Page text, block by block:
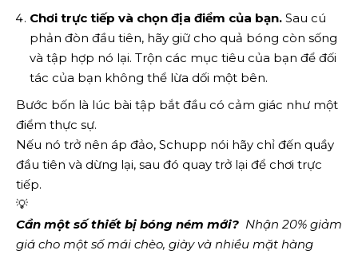
Chơi trực tiếp và chọn địa điểm của bạn. Sau cú
phản đòn đầu tiên, hãy giữ cho quả bóng còn sống
và tập hợp nó lại. Trộn các mục tiêu của bạn để đối
tác của bạn không thể lừa dối một bên.
Bước bốn là lúc bài tập bắt đầu có cảm giác như một
điểm thực sự.
Nếu nó trở nên áp đảo, Schupp nói hãy chỉ đến quầy
đầu tiên và dừng lại, sau đó quay trở lại để chơi trực
tiếp.
💡
Cần một số thiết bị bóng ném mới?
  Nhận 20% giảm
giá cho một số mái chèo, giày và nhiều mặt hàng